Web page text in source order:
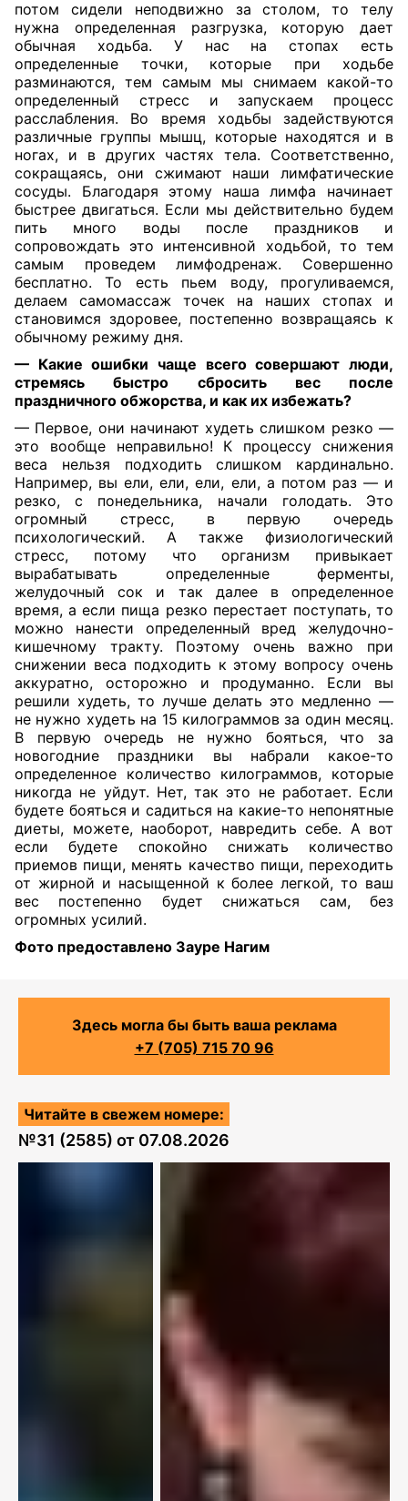
потом сидели неподвижно за столом, то телу
нужна определенная разгрузка, которую дает
обычная ходьба. У нас на стопах есть
определенные точки, которые при ходьбе
разминаются, тем самым мы снимаем какой-то
определенный стресс и запускаем процесс
расслабления. Во время ходьбы задействуются
различные группы мышц, которые находятся и в
ногах, и в других частях тела. Соответственно,
сокращаясь, они сжимают наши лимфатические
сосуды. Благодаря этому наша лимфа начинает
быстрее двигаться. Если мы действительно будем
пить много воды после праздников и
сопровождать это интенсивной ходьбой, то тем
самым проведем лимфодренаж. Совершенно
бесплатно. То есть пьем воду, прогуливаемся,
делаем самомассаж точек на наших стопах и
становимся здоровее, постепенно возвращаясь к
обычному режиму дня.
— ⁠Какие ошибки чаще всего совершают люди,
стремясь быстро сбросить вес после
праздничного обжорства, и как их избежать?
— Первое, они начинают худеть слишком резко —
это вообще неправильно! К процессу снижения
веса нельзя подходить слишком кардинально.
Например, вы ели, ели, ели, ели, а потом раз — и
резко, с понедельника, начали голодать. Это
огромный стресс, в первую очередь
психологический. А также физиологический
стресс, потому что организм привыкает
вырабатывать определенные ферменты,
желудочный сок и так далее в определенное
время, а если пища резко перестает поступать, то
можно нанести определенный вред желудочно-
кишечному тракту. Поэтому очень важно при
снижении веса подходить к этому вопросу очень
аккуратно, осторожно и продуманно. Если вы
решили худеть, то лучше делать это медленно —
не нужно худеть на 15 килограммов за один месяц.
В первую очередь не нужно бояться, что за
новогодние праздники вы набрали какое-то
определенное количество килограммов, которые
никогда не уйдут. Нет, так это не работает. Если
будете бояться и садиться на какие-то непонятные
диеты, можете, наоборот, навредить себе. А вот
если будете спокойно снижать количество
приемов пищи, менять качество пищи, переходить
от жирной и насыщенной к более легкой, то ваш
вес постепенно будет снижаться сам, без
огромных усилий.
Фото предоставлено Зауре Нагим
Здесь могла бы быть ваша реклама
+7 (705) 715 70 96
Читайте в свежем номере:
№31 (2585) от 07.08.2026